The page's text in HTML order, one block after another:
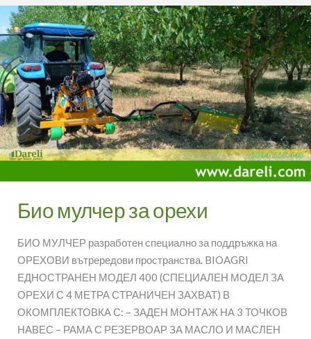
Био мулчер за орехи
БИО МУЛЧЕР разработен специално за поддръжка на
ОРЕХОВИ вътрередови пространства. BIOAGRI
ЕДНОСТРАНЕН МОДЕЛ 400 (СПЕЦИАЛЕН МОДЕЛ ЗА
ОРЕХИ С 4 МЕТРА СТРАНИЧЕН ЗАХВАТ) В
ОКОМПЛЕКТОВКА С: – ЗАДЕН МОНТАЖ НА 3 ТОЧКОВ
НАВЕС – РАМА С РЕЗЕРВОАР ЗА МАСЛО И МАСЛЕН